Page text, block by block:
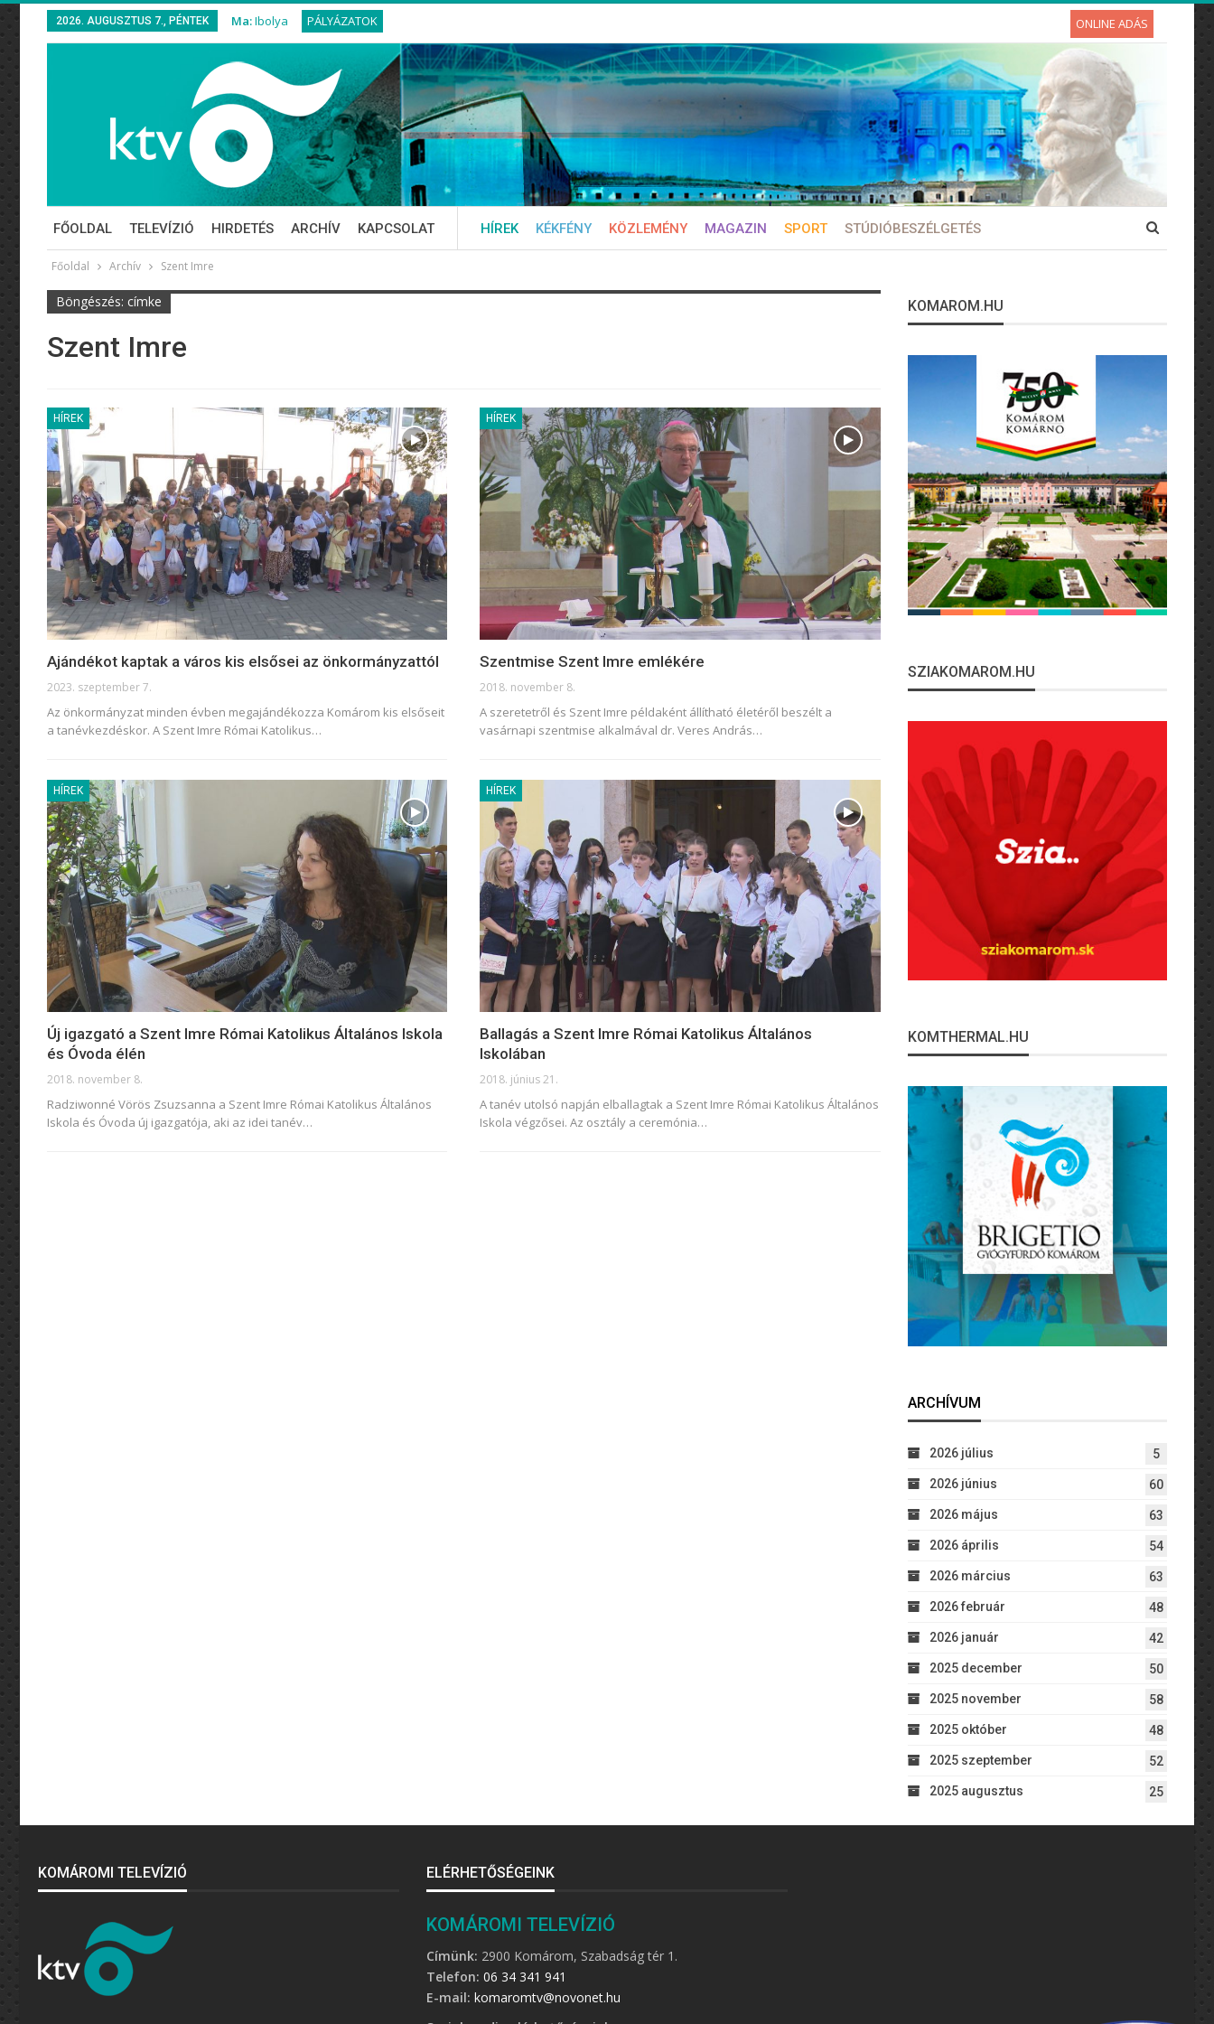
2026. AUGUSZTUS 7., PÉNTEK Ma:Ibolya PÁLYÁZATOK ONLINE ADÁS
FŐOLDAL TELEVÍZIÓ HIRDETÉS ARCHÍV KAPCSOLAT HÍREK KÉKFÉNY KÖZLEMÉNY MAGAZIN SPORT STÚDIÓBESZÉLGETÉS
Főoldal Archív Szent Imre
Böngészés: címke
Szent Imre
HÍREK
Ajándékot kaptak a város kis elsősei az önkormányzattól
2023. szeptember 7.
Az önkormányzat minden évben megajándékozza Komárom kis elsőseit
a tanévkezdéskor. A Szent Imre Római Katolikus…
HÍREK
Szentmise Szent Imre emlékére
2018. november 8.
A szeretetről és Szent Imre példaként állítható életéről beszélt a
vasárnapi szentmise alkalmával dr. Veres András…
HÍREK
Új igazgató a Szent Imre Római Katolikus Általános Iskola
és Óvoda élén
2018. november 8.
Radziwonné Vörös Zsuzsanna a Szent Imre Római Katolikus Általános
Iskola és Óvoda új igazgatója, aki az idei tanév…
HÍREK
Ballagás a Szent Imre Római Katolikus Általános
Iskolában
2018. június 21.
A tanév utolsó napján elballagtak a Szent Imre Római Katolikus Általános
Iskola végzősei. Az osztály a ceremónia…
KOMAROM.HU
SZIAKOMAROM.HU
KOMTHERMAL.HU
ARCHÍVUM
2026 július 5
2026 június 60
2026 május 63
2026 április 54
2026 március 63
2026 február 48
2026 január 42
2025 december 50
2025 november 58
2025 október 48
2025 szeptember 52
2025 augusztus 25
KOMÁROMI TELEVÍZIÓ ELÉRHETŐSÉGEINK
KOMÁROMI TELEVÍZIÓ
Címünk: 2900 Komárom, Szabadság tér 1.
Telefon: 06 34 341 941
E-mail: komaromtv@novonet.hu